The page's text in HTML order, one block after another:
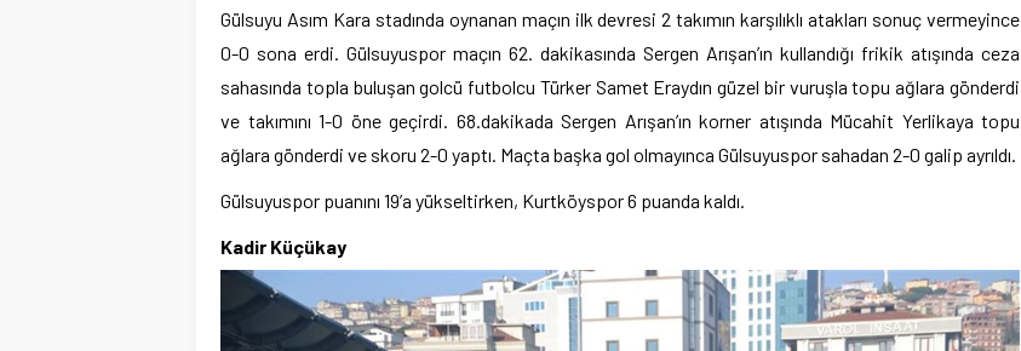
Gülsuyu Asım Kara stadında oynanan maçın ilk devresi 2 takımın karşılıklı atakları sonuç vermeyince
0-0 sona erdi. Gülsuyuspor maçın 62. dakikasında Sergen Arışan’ın kullandığı frikik atışında ceza
sahasında topla buluşan golcü futbolcu Türker Samet Eraydın güzel bir vuruşla topu ağlara gönderdi
ve takımını 1-0 öne geçirdi. 68.dakikada Sergen Arışan’ın korner atışında Mücahit Yerlikaya topu
ağlara gönderdi ve skoru 2-0 yaptı. Maçta başka gol olmayınca Gülsuyuspor sahadan 2-0 galip ayrıldı.
Gülsuyuspor puanını 19’a yükseltirken, Kurtköyspor 6 puanda kaldı.
Kadir Küçükay